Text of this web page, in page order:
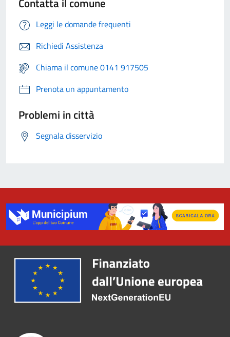
Leggi le domande frequenti
Richiedi Assistenza
Chiama il comune 0141 917505
Prenota un appuntamento
Problemi in città
Segnala disservizio